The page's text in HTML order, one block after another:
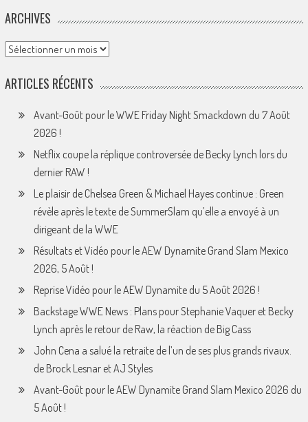
ARCHIVES
Archives
ARTICLES RÉCENTS
Avant-Goût pour le WWE Friday Night Smackdown du 7 Août
2026 !
Netflix coupe la réplique controversée de Becky Lynch lors du
dernier RAW !
Le plaisir de Chelsea Green & Michael Hayes continue : Green
révèle après le texte de SummerSlam qu’elle a envoyé à un
dirigeant de la WWE
Résultats et Vidéo pour le AEW Dynamite Grand Slam Mexico
2026, 5 Août !
Reprise Vidéo pour le AEW Dynamite du 5 Août 2026 !
Backstage WWE News : Plans pour Stephanie Vaquer et Becky
Lynch après le retour de Raw, la réaction de Big Cass
John Cena a salué la retraite de l’un de ses plus grands rivaux.
de Brock Lesnar et AJ Styles
Avant-Goût pour le AEW Dynamite Grand Slam Mexico 2026 du
5 Août !